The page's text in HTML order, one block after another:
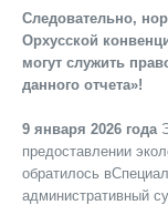
Следовательно,
Орхусской
могут служить
данного отчета»!
9 января 2026 года
предоставлении
обратилось
административный